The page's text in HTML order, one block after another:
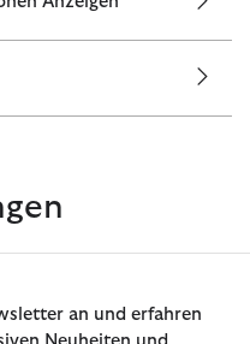
an und erfahren